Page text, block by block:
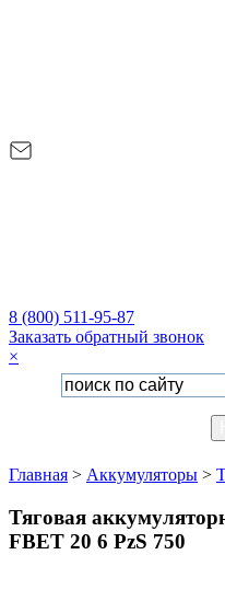
8 (800) 511-95-87
Заказать обратный звонок
×
Главная > Аккумуляторы >
Тяговая
FBET 20 6 PzS 750